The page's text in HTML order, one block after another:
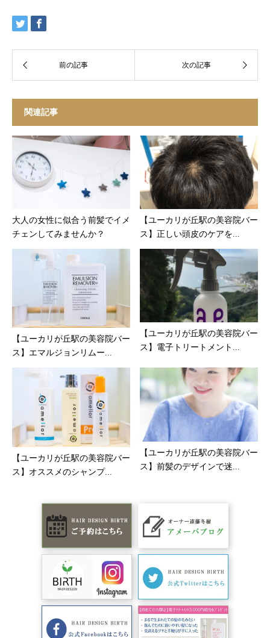
関連記事
大人の女性に似合う前髪でイメ
チェンしてみませんか？
【ユーカリが丘駅の美容院バー
ス】正しい頭皮のケアを...
【ユーカリが丘駅の美容院バー
ス】エマルジョンリムー...
【ユーカリが丘駅の美容院バー
ス】電子トリートメント...
【ユーカリが丘駅の美容院バー
ス】オススメのシャンプ...
【ユーカリが丘駅の美容院バー
ス】前髪のデザインで迷...